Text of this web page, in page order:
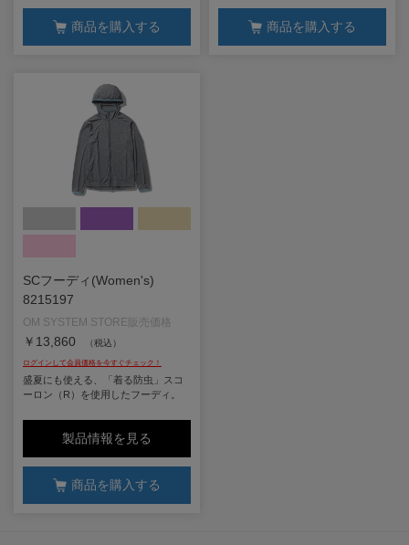
商品を購入する 商品を購入する
SCフーディ(Women's)
8215197
￥13,860 （税込）
盛夏にも使える、「着る防虫」スコ
ーロン（R）を使用したフーディ。
製品情報を見る
商品を購入する